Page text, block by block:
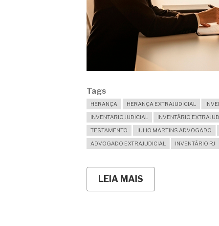
Tags
HERANÇA HERANÇA EXTRAJUDICIAL
INVENTARIO JUDICIAL
INVENTÁRIO
TESTAMENTO
JULIO MARTINS ADVOGADO
ADVOGADO EXTRAJUDICIAL
INVENTÁRIO RJ
LEIA MAIS
INVENTÁRIO